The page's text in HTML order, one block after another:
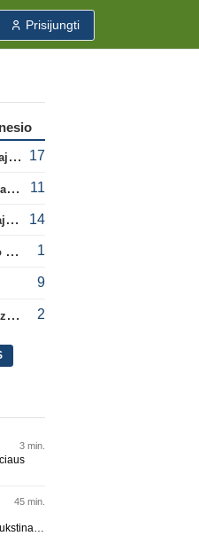
Prisijungti
„Žalgiris“ neturėjo šansų prieš „Hajduk“
17
Rodri apsisprendė dėl naujos komandos 11
Konferencijų lyga: „Žalgiris“ – „Hajduk“ (rungtynės tiesiogiai) 14
B. Mendy: „Darau ką noriu su savo pasaulio čempionato titulu“ 1
9
M. Arteta: „Turime ambiciją kitą sezoną kovoti dėl visų titulų“ 2
3 min.
45 min.